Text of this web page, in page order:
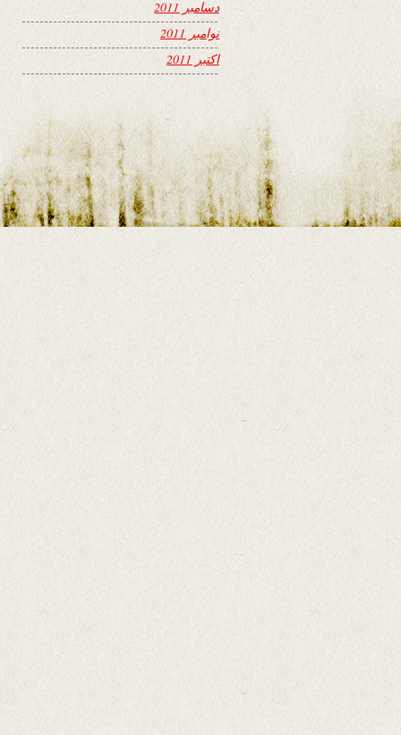
دسامبر 2011
نوامبر 2011
اکتبر 2011